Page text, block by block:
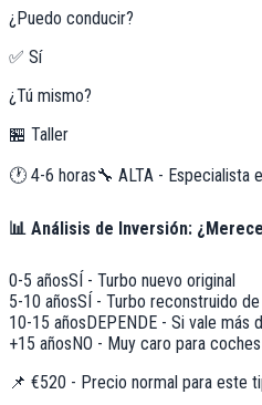
¿Puedo conducir?
✅ Sí
¿Tú mismo?
🏪 Taller
🕐 4-6 horas🔧 ALTA - Especialista
📊 Análisis de Inversión:
0-5 añosSÍ - Turbo nuevo original
5-10 añosSÍ - Turbo reconstruido
10-15 añosDEPENDE - Si vale más
+15 añosNO - Muy caro para
📌 €520 - Precio normal para este